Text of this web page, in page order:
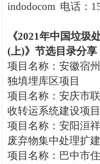
indodocom 电话：
《2021年中国垃
(上)》节选目录分享
项目名称：安徽宿
独填埋库区项目
项目名称：安庆市
收转运系统建设项目
项目名称：安阳洹
废弃物集中处理扩
项目名称：巴中市